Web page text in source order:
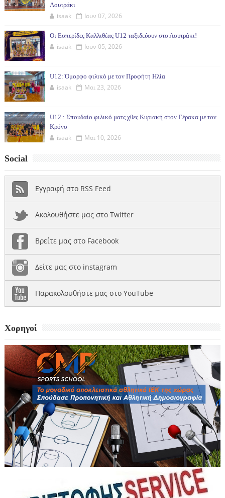
Λουτράκι
isaak Ιουν 07, 2026
Οι Εσπερίδες Καλλιθέας U12 ταξιδεύουν στο Λουτράκι!
isaak Ιουν 05, 2026
U12: Όμορφο φιλικό με τον Προφήτη Ηλία
isaak Μαι 23, 2026
U12 : Σπουδαίο φιλικό ματς χθες Κυριακή στον Γέρακα με τον
Κρόνο
isaak Μαι 10, 2026
Social
Εγγραφή στο RSS Feed
Ακολουθήστε μας στο Twitter
Βρείτε μας στο Facebook
Δείτε μας στο instagram
Παρακολουθήστε μας στο YouTube
Χορηγοί